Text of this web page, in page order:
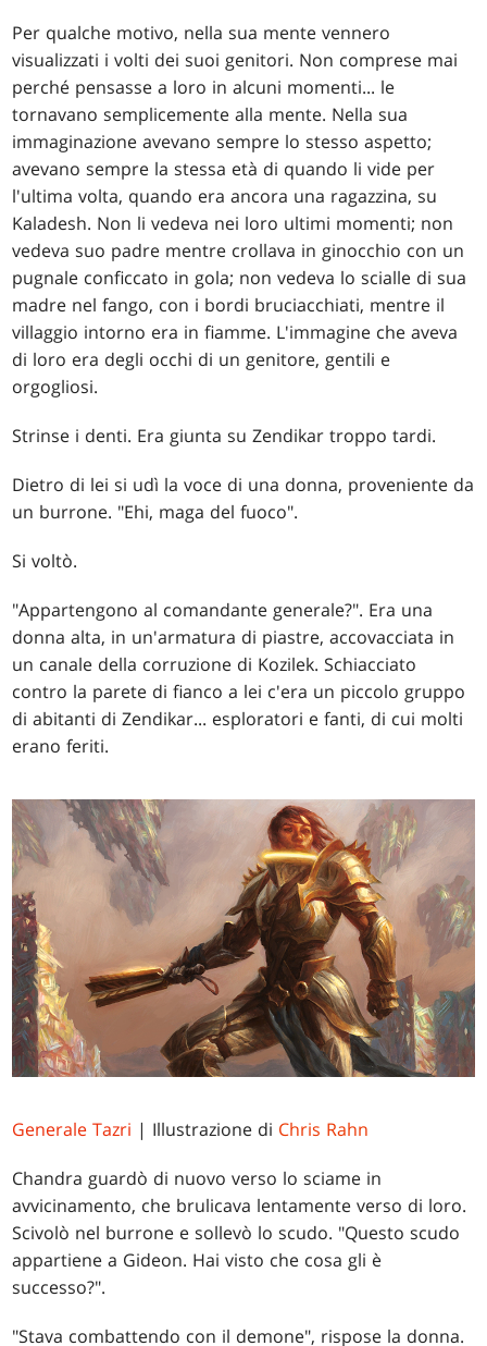
Per qualche motivo, nella sua mente vennero
visualizzati i volti dei suoi genitori. Non comprese mai
perché pensasse a loro in alcuni momenti... le
tornavano semplicemente alla mente. Nella sua
immaginazione avevano sempre lo stesso aspetto;
avevano sempre la stessa età di quando li vide per
l'ultima volta, quando era ancora una ragazzina, su
Kaladesh. Non li vedeva nei loro ultimi momenti; non
vedeva suo padre mentre crollava in ginocchio con un
pugnale conficcato in gola; non vedeva lo scialle di sua
madre nel fango, con i bordi bruciacchiati, mentre il
villaggio intorno era in fiamme. L'immagine che aveva
di loro era degli occhi di un genitore, gentili e
orgogliosi.
Strinse i denti. Era giunta su Zendikar troppo tardi.
Dietro di lei si udì la voce di una donna, proveniente da
un burrone. "Ehi, maga del fuoco".
Si voltò.
"Appartengono al comandante generale?". Era una
donna alta, in un'armatura di piastre, accovacciata in
un canale della corruzione di Kozilek. Schiacciato
contro la parete di fianco a lei c'era un piccolo gruppo
di abitanti di Zendikar... esploratori e fanti, di cui molti
erano feriti.
Generale Tazri | Illustrazione di Chris Rahn
Chandra guardò di nuovo verso lo sciame in
avvicinamento, che brulicava lentamente verso di loro.
Scivolò nel burrone e sollevò lo scudo. "Questo scudo
appartiene a Gideon. Hai visto che cosa gli è
successo?".
"Stava combattendo con il demone", rispose la donna.